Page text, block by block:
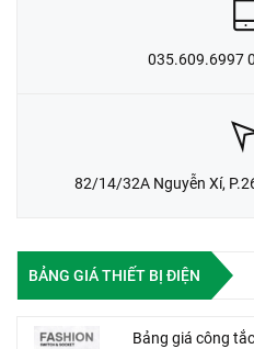
035.609.6997
82/14/32A Nguyễn Xí,
BẢNG GIÁ THIẾT BỊ ĐIỆN
Bảng giá công